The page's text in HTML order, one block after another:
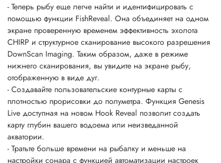
- Теперь рыбу еще легче найти и идентифицировать с
помощью функции FishReveal. Она объединяет на одном
экране проверенную временем эффективность эхолота
CHIRP и структурное сканирование высокого разрешения
DownScan Imaging. Таким образом, даже в режиме
нижнего сканирования, вы увидите на экране рыбу,
отображенную в виде дуг.
- Создавайте пользовательские контурные карты с
плотностью прорисовки до полуметра. Функция Genesis
Live доступная на новом Hook Reveal позволит создать
карту глубин вашего водоема или неизведанной
акватории.
- Тратьте больше времени на рыбалку и меньше на
настройки сонара с функцией автоматизации настроек